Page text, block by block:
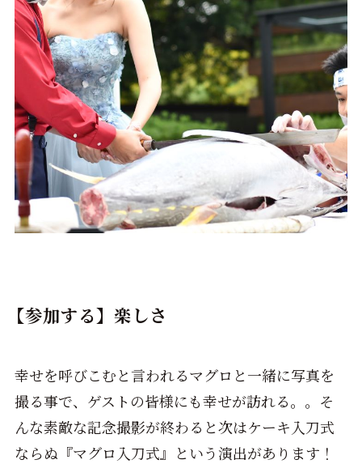
【参加する】楽しさ
幸せを呼びこむと言われるマグロと一緒に写真を
撮る事で、ゲストの皆様にも幸せが訪れる。。そ
んな素敵な記念撮影が終わると次はケーキ入刀式
ならぬ『マグロ入刀式』という演出があります！